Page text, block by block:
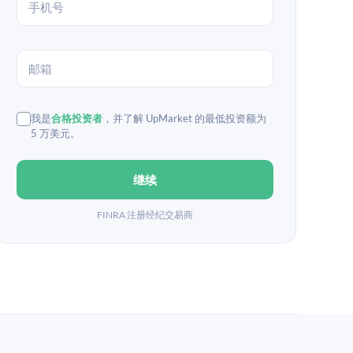
我是合格投资者 ，并了解 UpMarket 的最低投资额为
5 万美元。
继续
FINRA 注册经纪交易商